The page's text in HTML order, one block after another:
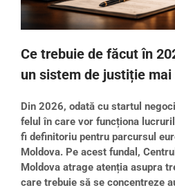
Ce trebuie de făcut în
un sistem de justiție
Din 2026, odată cu startul
felul în care vor funcționa
fi definitoriu pentru parcursul
Moldova. Pe acest fundal,
Moldova atrage atenția asupra
care trebuie să se concentreze